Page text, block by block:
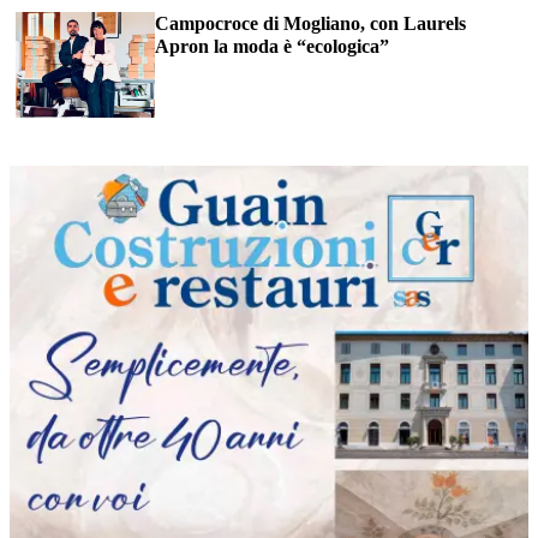
Campocroce di Mogliano, con Laurels
Apron la moda è “ecologica”